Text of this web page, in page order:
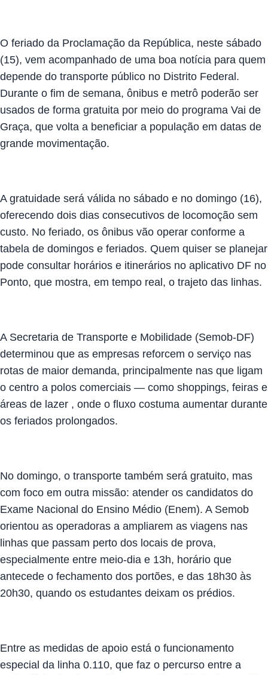
O feriado da Proclamação da República, neste sábado
(15), vem acompanhado de uma boa notícia para quem
depende do transporte público no Distrito Federal.
Durante o fim de semana, ônibus e metrô poderão ser
usados de forma gratuita por meio do programa Vai de
Graça, que volta a beneficiar a população em datas de
grande movimentação.
A gratuidade será válida no sábado e no domingo (16),
oferecendo dois dias consecutivos de locomoção sem
custo. No feriado, os ônibus vão operar conforme a
tabela de domingos e feriados. Quem quiser se planejar
pode consultar horários e itinerários no aplicativo DF no
Ponto, que mostra, em tempo real, o trajeto das linhas.
A Secretaria de Transporte e Mobilidade (Semob-DF)
determinou que as empresas reforcem o serviço nas
rotas de maior demanda, principalmente nas que ligam
o centro a polos comerciais — como shoppings, feiras e
áreas de lazer , onde o fluxo costuma aumentar durante
os feriados prolongados.
No domingo, o transporte também será gratuito, mas
com foco em outra missão: atender os candidatos do
Exame Nacional do Ensino Médio (Enem). A Semob
orientou as operadoras a ampliarem as viagens nas
linhas que passam perto dos locais de prova,
especialmente entre meio-dia e 13h, horário que
antecede o fechamento dos portões, e das 18h30 às
20h30, quando os estudantes deixam os prédios.
Entre as medidas de apoio está o funcionamento
especial da linha 0.110, que faz o percurso entre a